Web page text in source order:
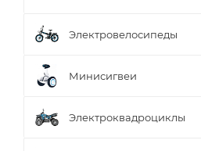
Электровелосипеды
Минисигвеи
Электроквадроциклы